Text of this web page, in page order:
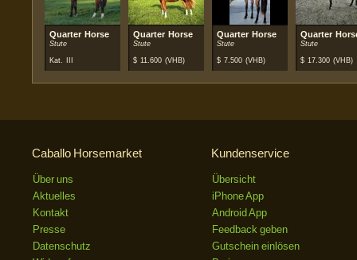
Quarter Horse
Stute
Kat. III
Quarter Horse
Stute
$ 11.600 (VHB)
Quarter Horse
Stute
$ 7.500 (VHB)
Quarter
Stute
$ 17.300 (VHB)
Caballo Horsemarket
Über uns
Aktuelles
Kontakt
Presse
Datenschutz
Kundenservice
Übersicht
iPhone App
Android App
Feedback geben
Gutschein einlösen